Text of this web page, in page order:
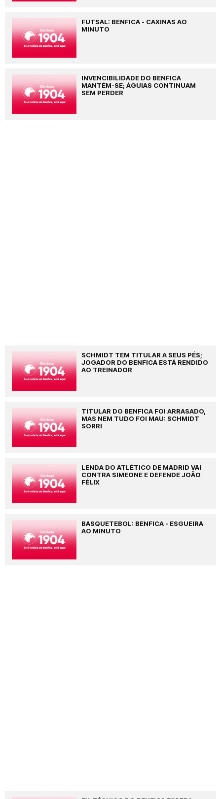
FUTSAL: BENFICA - CAXINAS AO
MINUTO
INVENCIBILIDADE DO BENFICA
MANTÉM-SE; ÁGUIAS CONTINUAM
SEM PERDER
SCHMIDT TEM TITULAR A SEUS PÉS;
JOGADOR DO BENFICA ESTÁ RENDIDO
AO TREINADOR
TITULAR DO BENFICA FOI ARRASADO,
MAS NEM TUDO FOI MAU: SCHMIDT
SORRI
LENDA DO ATLÉTICO DE MADRID VAI
CONTRA SIMEONE E DEFENDE JOÃO
FÉLIX
BASQUETEBOL: BENFICA - ESGUEIRA
AO MINUTO